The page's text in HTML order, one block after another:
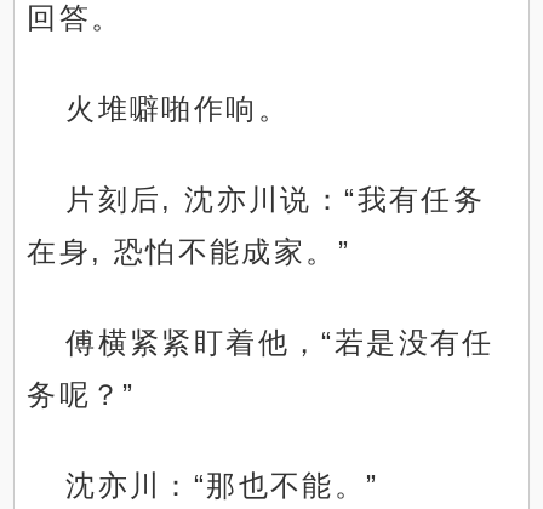
回答。
火堆噼啪作响。
片刻后, 沈亦川说：“我有任务
在身, 恐怕不能成家。”
傅横紧紧盯着他，“若是没有任
务呢？”
沈亦川：“那也不能。”